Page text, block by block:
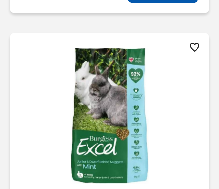
favorite_border